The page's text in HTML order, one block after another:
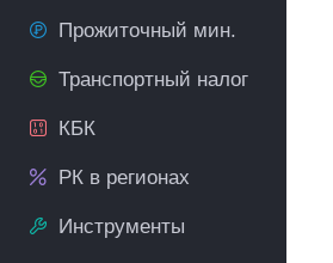
Прожиточный мин.
Транспортный налог
КБК
РК в регионах
Инструменты